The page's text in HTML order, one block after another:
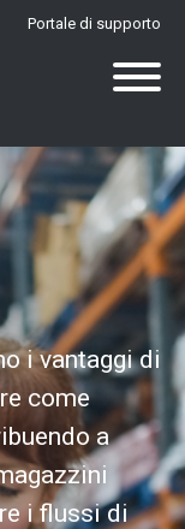
Portale di supporto
i vantaggi di
come
a
i flussi di